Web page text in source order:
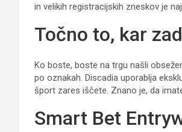
in velikih registracijskih zneskov je
Točno to, kar
Ko boste, boste na trgu našli
po oznakah. Discadia uporablja
šport zares iščete. Znano je, da
Smart Bet